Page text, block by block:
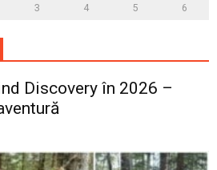
3 4 5 6
Discovery în 2026 –